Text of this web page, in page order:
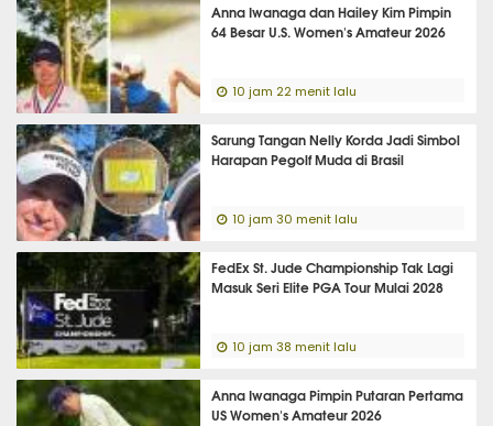
Anna Iwanaga dan Hailey Kim Pimpin
64 Besar U.S. Women's Amateur 2026
10 jam 22 menit lalu
Sarung Tangan Nelly Korda Jadi Simbol
Harapan Pegolf Muda di Brasil
10 jam 30 menit lalu
FedEx St. Jude Championship Tak Lagi
Masuk Seri Elite PGA Tour Mulai 2028
10 jam 38 menit lalu
Anna Iwanaga Pimpin Putaran Pertama
US Women's Amateur 2026